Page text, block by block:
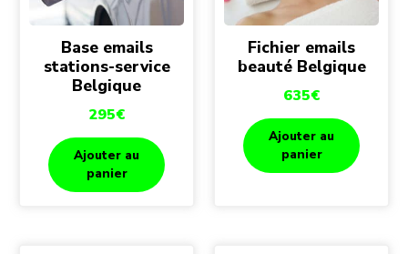
Base emails
stations-service
Belgique
295€
Ajouter au
panier
Fichier emails
beauté Belgique
635€
Ajouter au
panier